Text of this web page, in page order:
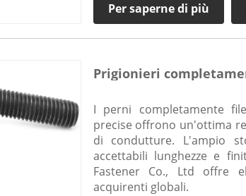
Per saperne di più
Prigionieri
I perni completamente
precise offrono un'ottima
di condutture. L'ampio
accettabili lunghezze e
Fastener Co., Ltd offre
acquirenti globali.